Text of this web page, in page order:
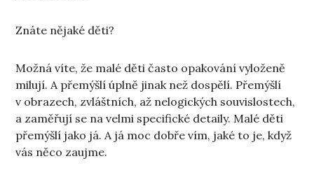
Znáte nějaké děti?
Možná víte, že malé děti často opakování vyloženě
milují. A přemýšlí úplně jinak než dospělí. Přemýšlí
v obrazech, zvláštních, až nelogických souvislostech,
a zaměřují se na velmi specifické detaily. Malé děti
přemýšlí jako já. A já moc dobře vím, jaké to je, když
vás něco zaujme.